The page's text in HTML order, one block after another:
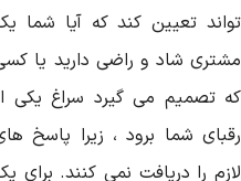
تعیین کند که آیا شما یک
شاد و راضی دارید یا کسی
تصمیم می گیرد سراغ یکی از
شما برود ، زیرا پاسخ های
را دریافت نمی کنند. برای یک